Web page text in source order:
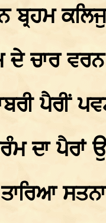
ਬ੍ਰਹਮ
ਦੇ ਚਾਰ
ਪੈਰੀਂ
ਦਾ ਪੈਰਾਂ